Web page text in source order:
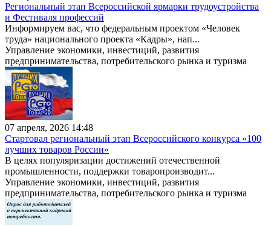
Региональный этап Всероссийской ярмарки трудоустройства
и Фестиваля профессий
Информируем вас, что федеральным проектом «Человек
труда» национального проекта «Кадры», нап...
Управление экономики, инвестиций, развития
предпринимательства, потребительского рынка и туризма
07 апреля, 2026 14:48
Стартовал региональный этап Всероссийского конкурса «100
лучших товаров России»
В целях популяризации достижений отечественной
промышленности, поддержки товаропроизводит...
Управление экономики, инвестиций, развития
предпринимательства, потребительского рынка и туризма